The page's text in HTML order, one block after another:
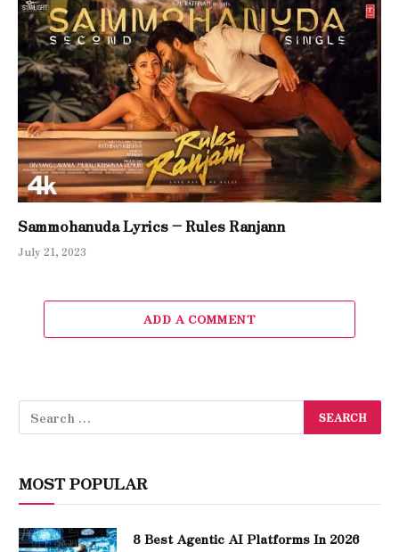
Sammohanuda Lyrics – Rules Ranjann
July 21, 2023
ADD A COMMENT
MOST POPULAR
8 Best Agentic AI Platforms In 2026